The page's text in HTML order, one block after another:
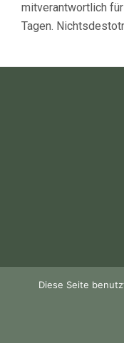
mitverantwortlich
Tagen.
Diese Seite